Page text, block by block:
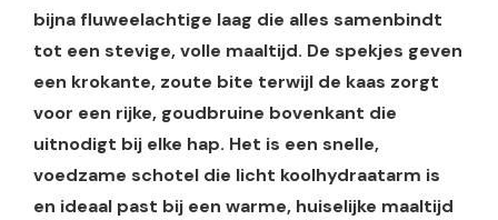
bijna fluweelachtige laag die alles samenbindt
tot een stevige, volle maaltijd. De spekjes geven
een krokante, zoute bite terwijl de kaas zorgt
voor een rijke, goudbruine bovenkant die
uitnodigt bij elke hap. Het is een snelle,
voedzame schotel die licht koolhydraatarm is
en ideaal past bij een warme, huiselijke maaltijd